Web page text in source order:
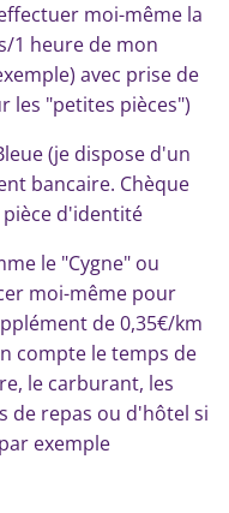
moi-même la
1 heure de mon
avec prise de
les "petites pièces")
(je dispose d'un
bancaire. Chèque
d'identité
le "Cygne" ou
moi-même pour
de 0,35€/km
compte le temps de
le carburant, les
de repas ou d'hôtel si
exemple